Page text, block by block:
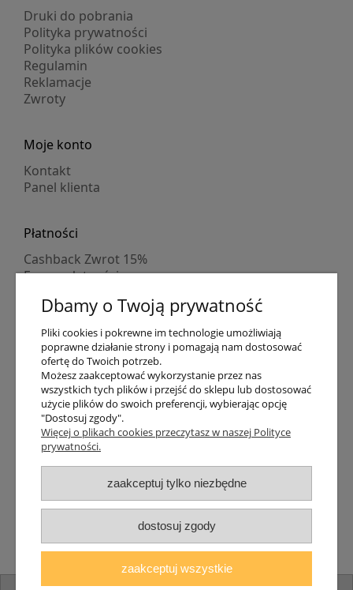
Druki do pobrania
Polityka prywatności
Polityka plików cookies
Regulamin
Reklamacje
Zwroty
Moje konto
Kontakt
Panel klienta
Płatności
Cashback Zwrot 15%
Formy płatności
Numer konta
PayPo kupujesz, nie płacisz
Progi rabatowe
Promocje
Dostawa
Czas wysyłki
Dostawa
Śledzenie przesyłki GLS
Śledzenie przesyłki DPD
Shipping abroad
Zarejestruj się /Zaloguj się
Lampomat 2017 - 2026
Dbamy o Twoją prywatność
Pliki cookies i pokrewne im technologie umożliwiają
poprawne działanie strony i pomagają nam dostosować
ofertę do Twoich potrzeb.
Możesz zaakceptować wykorzystanie przez nas
wszystkich tych plików i przejść do sklepu lub dostosować
użycie plików do swoich preferencji, wybierając opcję
"Dostosuj zgody".
Więcej o plikach cookies przeczytasz w naszej Polityce
prywatności.
zaakceptuj tylko niezbędne
dostosuj zgody
zaakceptuj wszystkie